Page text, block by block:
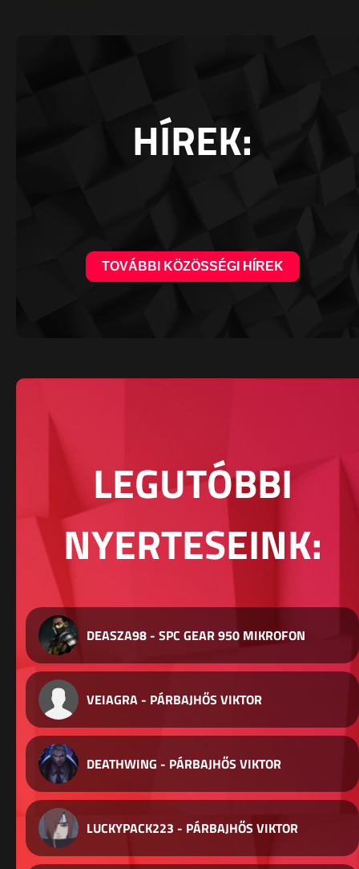
HÍREK:
TOVÁBBI KÖZÖSSÉGI HÍREK
LEGUTÓBBI
NYERTESEINK:
DEASZA98 - SPC GEAR 950 MIKROFON
VEIAGRA - PÁRBAJHŐS VIKTOR
DEATHWING - PÁRBAJHŐS VIKTOR
LUCKYPACK223 - PÁRBAJHŐS VIKTOR